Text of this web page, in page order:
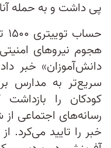
پی داشت و به حمله
هجوم نیروهای
دانش‌آموزان» خبر
سریع‌تر به مدارس
کودکان را
رسانه‌های اجتماعی
خبر را تایید می‌کرد.